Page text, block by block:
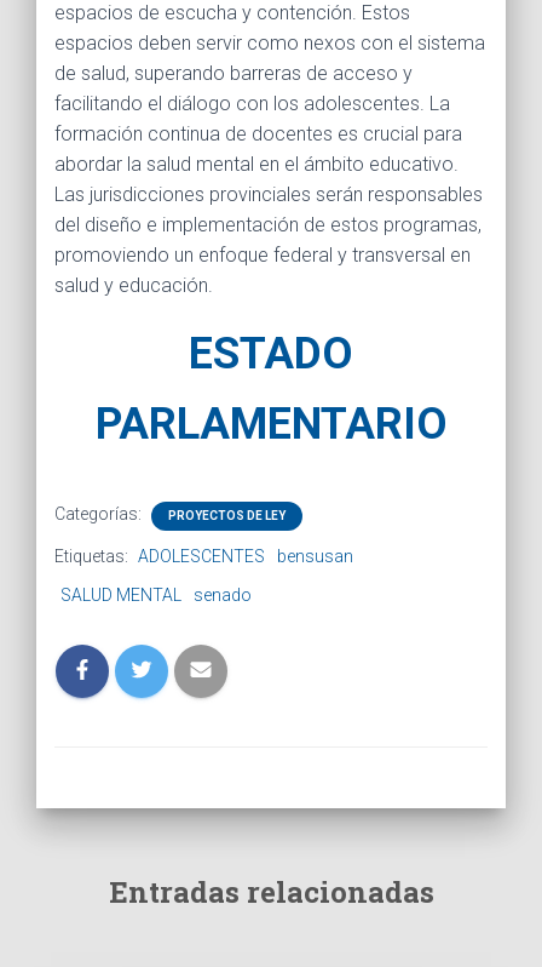
espacios de escucha y contención. Estos
espacios deben servir como nexos con el sistema
de salud, superando barreras de acceso y
facilitando el diálogo con los adolescentes. La
formación continua de docentes es crucial para
abordar la salud mental en el ámbito educativo.
Las jurisdicciones provinciales serán responsables
del diseño e implementación de estos programas,
promoviendo un enfoque federal y transversal en
salud y educación.
ESTADO
PARLAMENTARIO
Categorías: PROYECTOS DE LEY
Etiquetas: ADOLESCENTES
bensusan
SALUD MENTAL
senado
Entradas relacionadas